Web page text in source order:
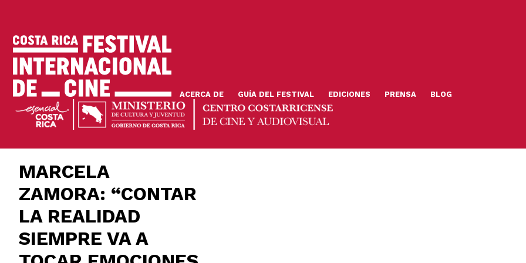
principal
ACERCA DE GUÍA DEL FESTIVAL EDICIONES PRENSA BLOG
MARCELA
ZAMORA: “CONTAR
LA REALIDAD
SIEMPRE VA A